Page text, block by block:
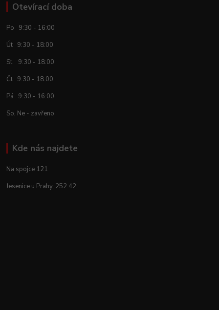
Otevírací doba
Po 9:30 - 16:00
Út 9:30 - 18:00
St 9:30 - 18:00
Čt 9:30 - 18:00
Pá 9:30 - 16:00
So, Ne - zavřeno
Kde nás najdete
Na spojce 121
Jesenice u Prahy, 252 42